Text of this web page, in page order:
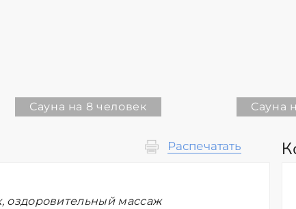
Сауна на 8 человек Сауна
Распечатать
оздоровительный массаж